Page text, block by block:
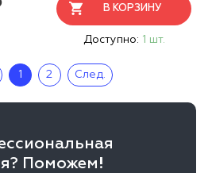
В КОРЗИНУ
Доступно: 1 шт.
1 2 След.
Поможем!